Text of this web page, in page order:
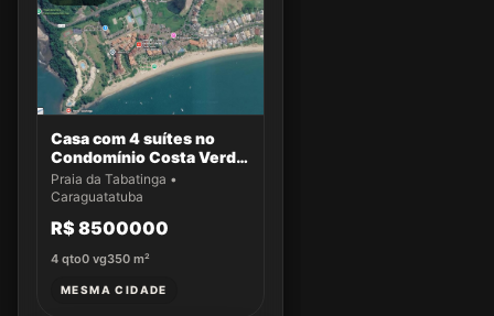
Casa com 4 suítes no
Condomínio Costa Verde
Tabatinga
Praia da Tabatinga •
Caraguatatuba
R$ 8500000
4 qto0 vg350 m²
MESMA CIDADE